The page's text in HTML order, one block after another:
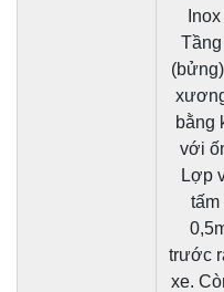
bằng
với
Lợp
tấm
trước
xe.